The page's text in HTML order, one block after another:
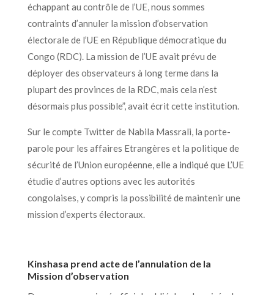
échappant au contrôle de l’UE, nous sommes
contraints d’annuler la mission d’observation
électorale de l’UE en République démocratique du
Congo (RDC). La mission de l’UE avait prévu de
déployer des observateurs à long terme dans la
plupart des provinces de la RDC, mais cela n’est
désormais plus possible”, avait écrit cette institution.
Sur le compte Twitter de Nabila Massrali, la porte-
parole pour les affaires Etrangères et la politique de
sécurité de l’Union européenne, elle a indiqué que L’UE
étudie d’autres options avec les autorités
congolaises, y compris la possibilité de maintenir une
mission d’experts électoraux.
Kinshasa prend acte de l’annulation de la
Mission d’observation